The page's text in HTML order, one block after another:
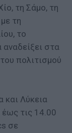
τη Σάμο, τη
τη
το
στα
πολιτισμού
και Λύκεια
τις 14.00
σε